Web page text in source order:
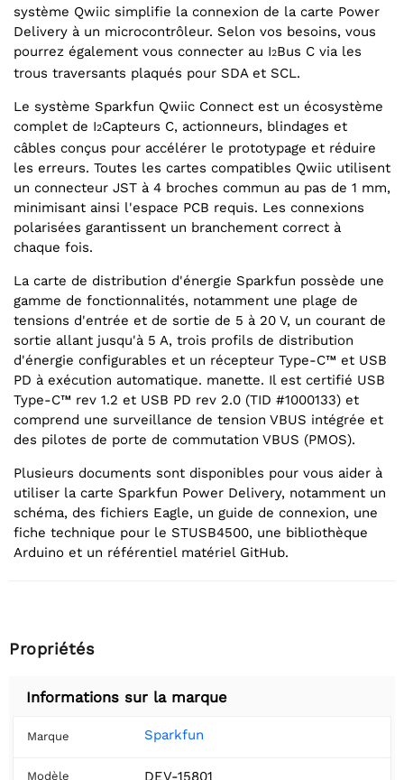
système Qwiic simplifie la connexion de la carte Power
Delivery à un microcontrôleur. Selon vos besoins, vous
pourrez également vous connecter au I2Bus C via les
trous traversants plaqués pour SDA et SCL.
Le système Sparkfun Qwiic Connect est un écosystème
complet de I2Capteurs C, actionneurs, blindages et
câbles conçus pour accélérer le prototypage et réduire
les erreurs. Toutes les cartes compatibles Qwiic utilisent
un connecteur JST à 4 broches commun au pas de 1 mm,
minimisant ainsi l'espace PCB requis. Les connexions
polarisées garantissent un branchement correct à
chaque fois.
La carte de distribution d'énergie Sparkfun possède une
gamme de fonctionnalités, notamment une plage de
tensions d'entrée et de sortie de 5 à 20 V, un courant de
sortie allant jusqu'à 5 A, trois profils de distribution
d'énergie configurables et un récepteur Type-C™ et USB
PD à exécution automatique. manette. Il est certifié USB
Type-C™ rev 1.2 et USB PD rev 2.0 (TID #1000133) et
comprend une surveillance de tension VBUS intégrée et
des pilotes de porte de commutation VBUS (PMOS).
Plusieurs documents sont disponibles pour vous aider à
utiliser la carte Sparkfun Power Delivery, notamment un
schéma, des fichiers Eagle, un guide de connexion, une
fiche technique pour le STUSB4500, une bibliothèque
Arduino et un référentiel matériel GitHub.
Propriétés
Informations sur la marque
Marque Sparkfun
Modèle DEV-15801